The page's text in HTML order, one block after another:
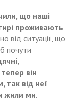
що наші
проживають
від ситуації, що
почути
він
так від неї
жили ми.